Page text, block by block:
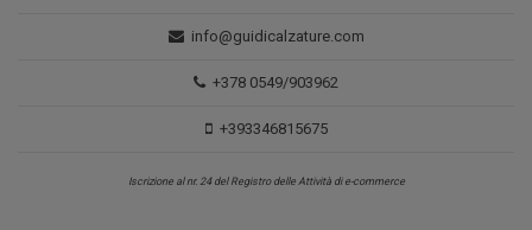
info@guidicalzature.com
+378 0549/903962
+393346815675
Iscrizione al nr. 24 del Registro delle Attività di e-commerce